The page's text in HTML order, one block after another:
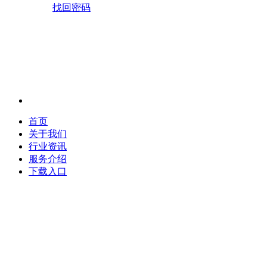
找回密码
首页
关于我们
行业资讯
服务介绍
下载入口